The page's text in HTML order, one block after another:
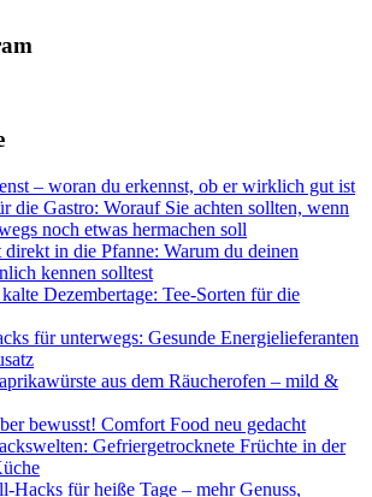
– woran du erkennst, ob er wirklich gut ist
die Gastro: Worauf Sie achten sollten, wenn
noch etwas hermachen soll
in die Pfanne: Warum du deinen
kennen solltest
Dezembertage: Tee-Sorten für die
für unterwegs: Gesunde Energielieferanten
aus dem Räucherofen – mild &
bewusst! Comfort Food neu gedacht
Gefriergetrocknete Früchte in der
Hacks für heiße Tage – mehr Genuss,